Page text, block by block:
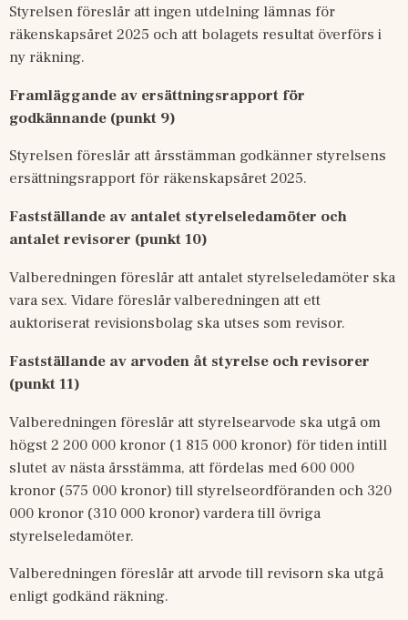
Styrelsen föreslår att ingen utdelning lämnas för
räkenskapsåret 2025 och att bolagets resultat överförs i
ny räkning.
Framläggande av ersättningsrapport för
godkännande (punkt 9)
Styrelsen föreslår att årsstämman godkänner styrelsens
ersättningsrapport för räkenskapsåret 2025.
Fastställande av antalet styrelseledamöter och
antalet revisorer (punkt 10)
Valberedningen föreslår att antalet styrelseledamöter ska
vara sex. Vidare föreslår valberedningen att ett
auktoriserat revisionsbolag ska utses som revisor.
Fastställande av arvoden åt styrelse och revisorer
(punkt 11)
Valberedningen föreslår att styrelsearvode ska utgå om
högst 2 200 000 kronor (1 815 000 kronor) för tiden intill
slutet av nästa årsstämma, att fördelas med 600 000
kronor (575 000 kronor) till styrelseordföranden och 320
000 kronor (310 000 kronor) vardera till övriga
styrelseledamöter.
Valberedningen föreslår att arvode till revisorn ska utgå
enligt godkänd räkning.